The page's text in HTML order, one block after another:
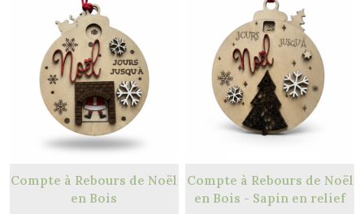
Compte à Rebours de Noël
en Bois
Compte à Rebours de Noël
en Bois - Sapin en relief